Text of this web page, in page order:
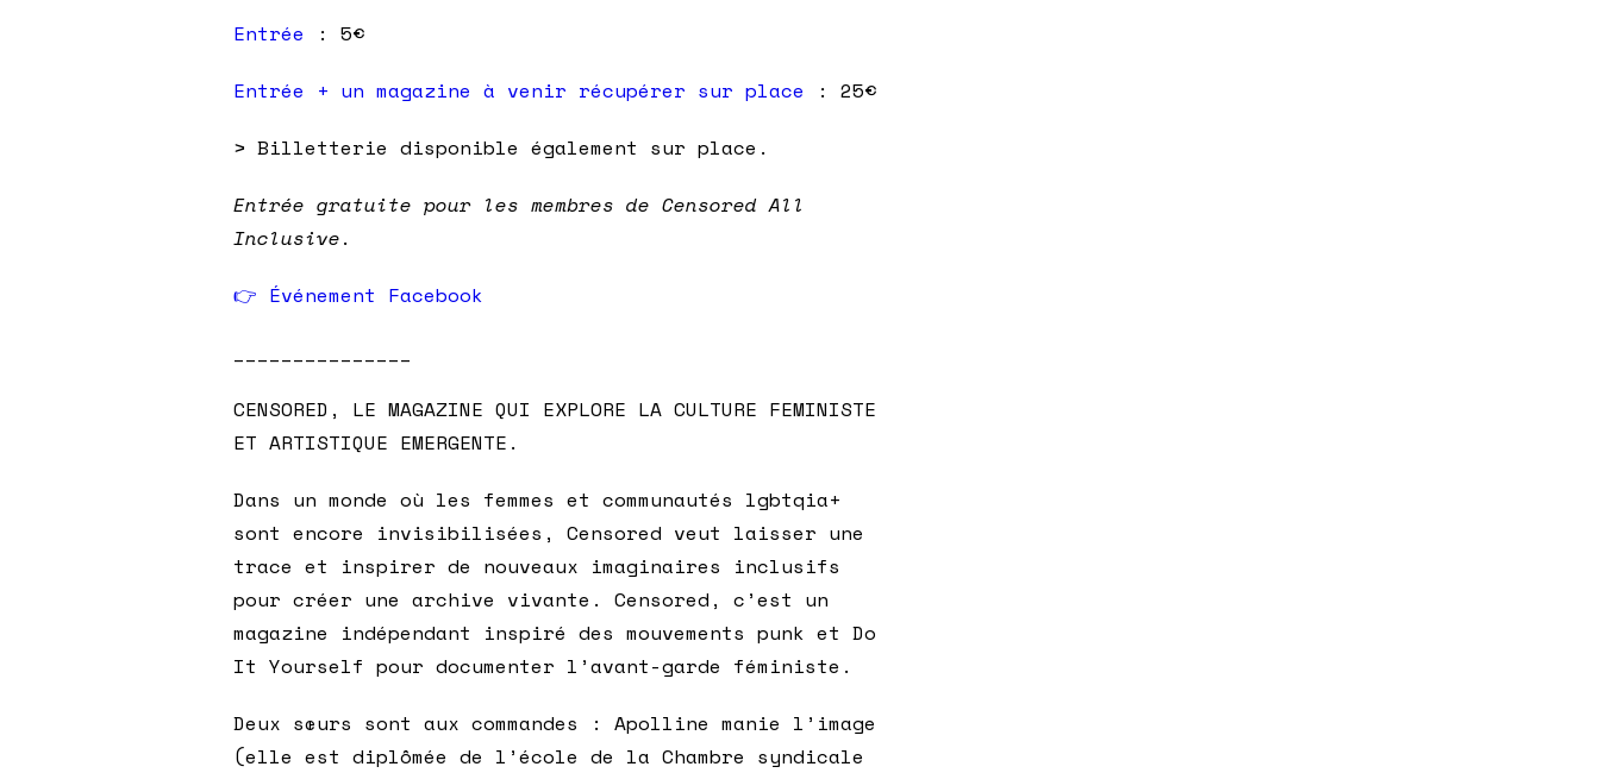
Entrée : 5€
Entrée + un magazine à venir récupérer sur place : 25€
> Billetterie disponible également sur place.
Entrée gratuite pour les membres de Censored All
Inclusive.
👉 Événement Facebook
CENSORED, LE MAGAZINE QUI EXPLORE LA CULTURE FEMINISTE
ET ARTISTIQUE EMERGENTE.
Dans un monde où les femmes et communautés lgbtqia+
sont encore invisibilisées, Censored veut laisser une
trace et inspirer de nouveaux imaginaires inclusifs
pour créer une archive vivante. Censored, c’est un
magazine indépendant inspiré des mouvements punk et Do
It Yourself pour documenter l’avant-garde féministe.
Deux sœurs sont aux commandes : Apolline manie l’image
(elle est diplômée de l’école de la Chambre syndicale